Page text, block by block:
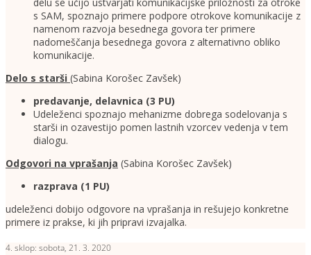
delu se učijo ustvarjati komunikacijske priložnosti za otroke
s SAM, spoznajo primere podpore otrokove komunikacije z
namenom razvoja besednega govora ter primere
nadomeščanja besednega govora z alternativno obliko
komunikacije.
Delo s starši (Sabina Korošec Zavšek)
predavanje, delavnica (3 PU)
Udeleženci spoznajo mehanizme dobrega sodelovanja s
starši in ozavestijo pomen lastnih vzorcev vedenja v tem
dialogu.
Odgovori na vprašanja (Sabina Korošec Zavšek)
razprava (1 PU)
udeleženci dobijo odgovore na vprašanja in rešujejo konkretne
primere iz prakse, ki jih pripravi izvajalka.
4. sklop: sobota, 21. 3. 2020